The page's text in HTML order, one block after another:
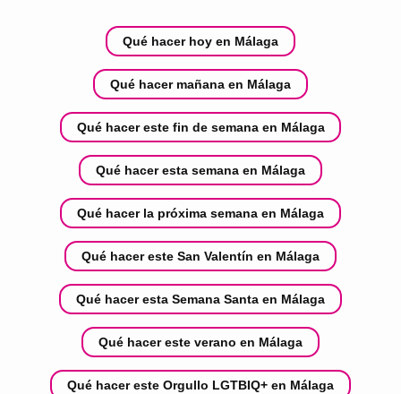
Qué hacer hoy en Málaga
Qué hacer mañana en Málaga
Qué hacer este fin de semana en Málaga
Qué hacer esta semana en Málaga
Qué hacer la próxima semana en Málaga
Qué hacer este San Valentín en Málaga
Qué hacer esta Semana Santa en Málaga
Qué hacer este verano en Málaga
Qué hacer este Orgullo LGTBIQ+ en Málaga